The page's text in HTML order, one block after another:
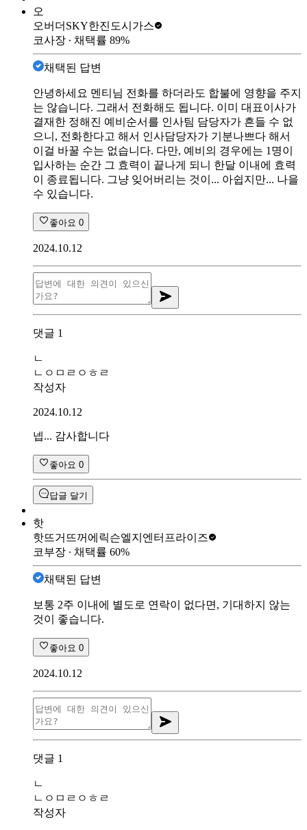
오
오버더SKY한진도시가스
코사장 ∙ 채택률 89%
채택된 답변
안녕하세요 멘티님 전화를 하더라도 합불에 영향을 주지
는 않습니다. 그래서 전화해도 됩니다. 이미 대표이사가
결재한 정해진 예비순서를 인사팀 담당자가 흔들 수 없
으니, 전화한다고 해서 인사담당자가 기분나쁘다 해서
이걸 바꿀 수는 없습니다. 다만, 예비의 경우에는 1명이
입사하는 순간 그 효력이 끝나게 되니 한달 이내에 효력
이 종료됩니다. 그냥 잊어버리는 것이... 아쉽지만... 나을
수 있습니다.
좋아요 0
2024.10.12
댓글 1
ㄴ
ㄴㅇㅁㄹㅇㅎㄹ
작성자
2024.10.12
넵... 감사합니다
좋아요 0
답글 달기
핫
핫뜨거뜨꺼 에릭슨엘지엔터프라이즈
코부장 ∙ 채택률 60%
채택된 답변
보통 2주 이내에 별도로 연락이 없다면, 기대하지 않는
것이 좋습니다.
좋아요 0
2024.10.12
댓글 1
ㄴ
ㄴㅇㅁㄹㅇㅎㄹ
작성자